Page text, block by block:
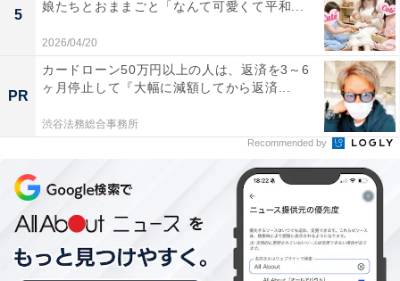
5
娘たちとおままごと「なんて可愛くて平和...
2026/04/20
PR
カードローン50万円以上の人は、返済を3～6
ヶ月停止して『大幅に減額してから返済...
渋谷法務総合事務所
Recommended by